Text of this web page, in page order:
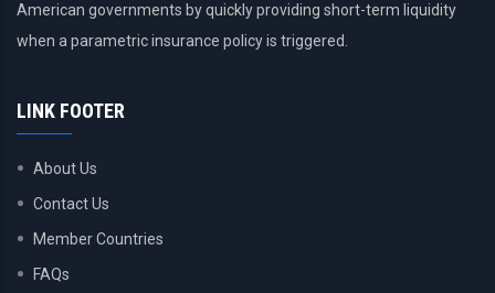
American governments by quickly providing short-term liquidity
when a parametric insurance policy is triggered.
LINK FOOTER
About Us
Contact Us
Member Countries
FAQs